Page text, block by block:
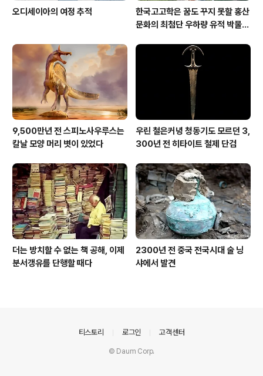
오디세이아의 여정 추적
한국고고학은 꿈도 꾸지 못할 홍산
문화의 최첨단 우하량 유적 박물관
9,500만년 전 스피노사우루스는
칼날 모양 머리 볏이 있었다
우린 철은커녕 청동기도 모르던 3,
300년 전 히타이트 철제 단검
더는 방치할 수 없는 책 공해, 이제
분서갱유를 단행할 때다
2300년 전 중국 전국시대 술 닝
샤에서 발견
티스토리 로그인 고객센터
© Daum Corp.